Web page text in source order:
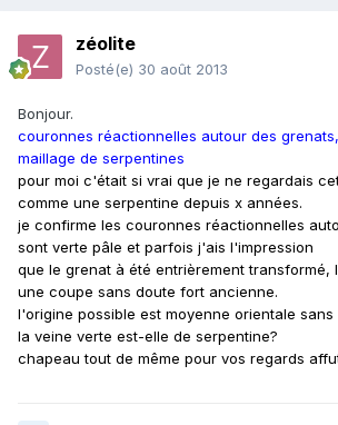
zéolite
Posté(e) 30 août 2013
Bonjour.
couronnes réactionnelles autour des
maillage de serpentines
pour moi c'était si vrai que je ne regardais
comme une serpentine depuis x années.
je confirme les couronnes réactionnelles
sont verte pâle et parfois j'ais l'impression
que le grenat à été entrièrement transformé,
une coupe sans doute fort ancienne.
l'origine possible est moyenne orientale sans
la veine verte est-elle de serpentine?
chapeau tout de même pour vos regards